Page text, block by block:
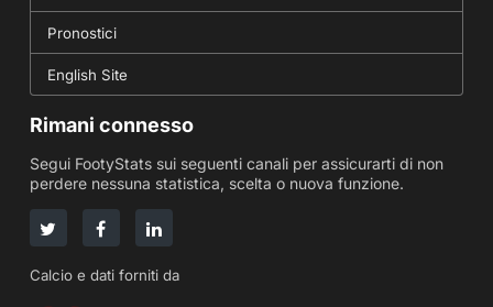
Pronostici
English Site
Rimani connesso
Segui FootyStats sui seguenti canali per assicurarti di non
perdere nessuna statistica, scelta o nuova funzione.
Calcio e dati forniti da